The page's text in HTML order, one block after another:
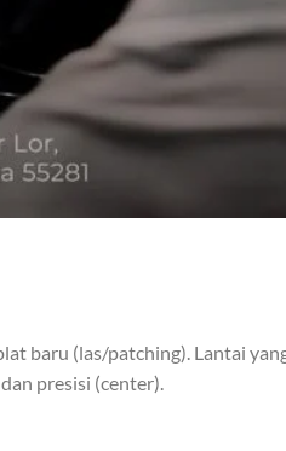
baru (las/patching). Lantai
presisi (center).